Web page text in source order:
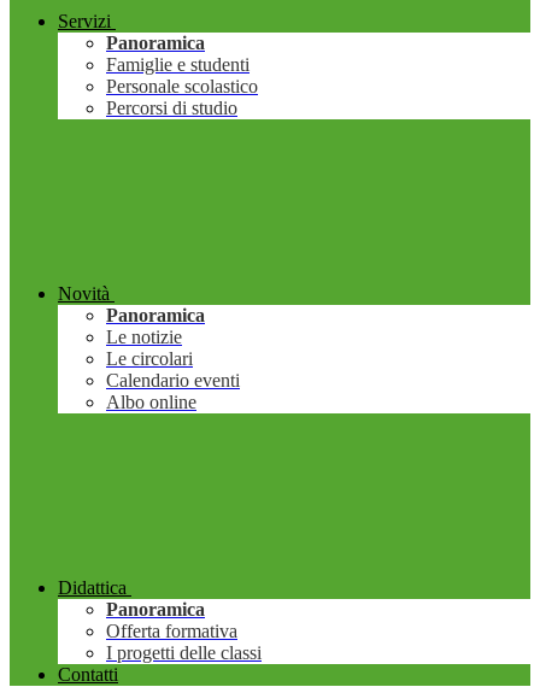
Servizi
Panoramica
Famiglie e studenti
Personale scolastico
Percorsi di studio
Novità
Panoramica
Le notizie
Le circolari
Calendario eventi
Albo online
Didattica
Panoramica
Offerta formativa
I progetti delle classi
Contatti